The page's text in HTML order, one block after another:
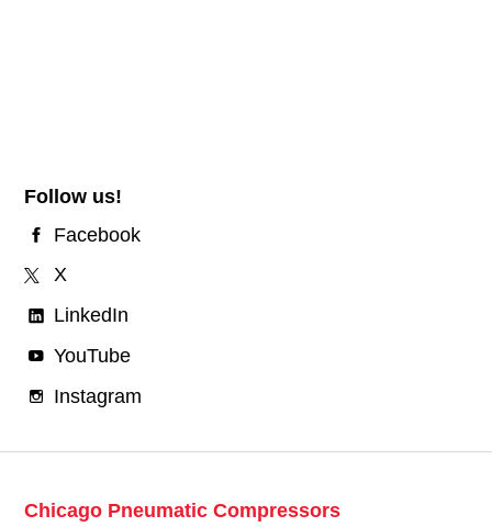
Follow us!
Facebook
X
LinkedIn
YouTube
Instagram
Chicago Pneumatic Compressors